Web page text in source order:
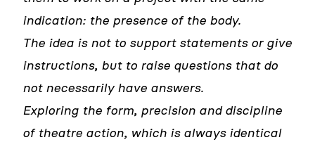
indication: the presence of the body.
The idea is not to support statements or give
instructions, but to raise questions that do
not necessarily have answers.
Exploring the form, precision and discipline
of theatre action, which is always identical